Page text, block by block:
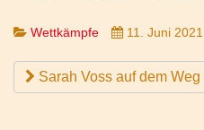
Wettkämpfe 11. Juni 2021
Sarah Voss auf dem